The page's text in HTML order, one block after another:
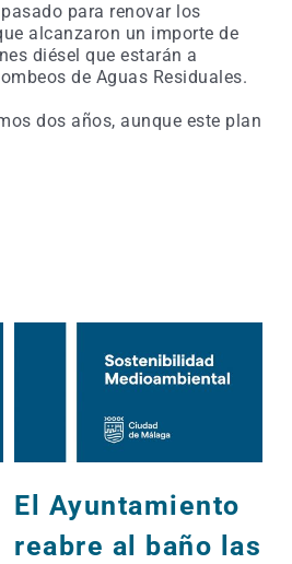
para renovar los
alcanzaron un importe de
diésel que estarán a
de Aguas Residuales.
dos años, aunque este plan
El Ayuntamiento
reabre al baño las